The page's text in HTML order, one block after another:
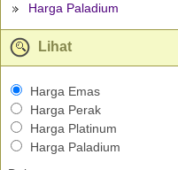
Harga Paladium
Lihat
Harga Emas
Harga Perak
Harga Platinum
Harga Paladium